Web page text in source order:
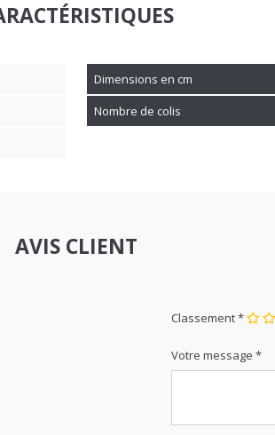
Dimensions en cm
Nombre de colis
AVIS CLIENT
Classement *
Votre message *